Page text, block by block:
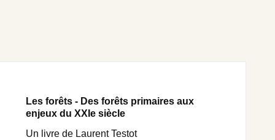
Les forêts - Des forêts primaires aux
enjeux du XXIe siècle
Un livre de Laurent Testot